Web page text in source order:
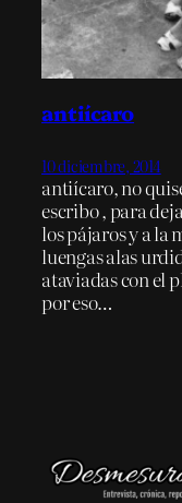
antiícaro
10 diciembre, 2014
antiícaro, no
escribo , para
los pájaros y a la
luengas alas
ataviadas con el
por eso…